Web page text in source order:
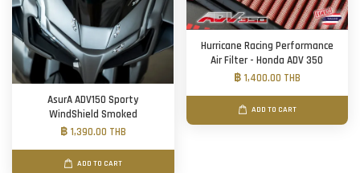
AsurA ADV150 Sporty
WindShield Smoked
฿ 1,390.00 THB
ADD TO CART
Hurricane Racing Performance
Air Filter - Honda ADV 350
฿ 1,400.00 THB
ADD TO CART